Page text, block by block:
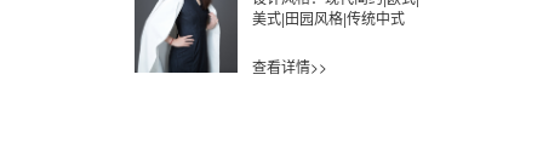
美式|田园风格|传统中式
查看详情>>